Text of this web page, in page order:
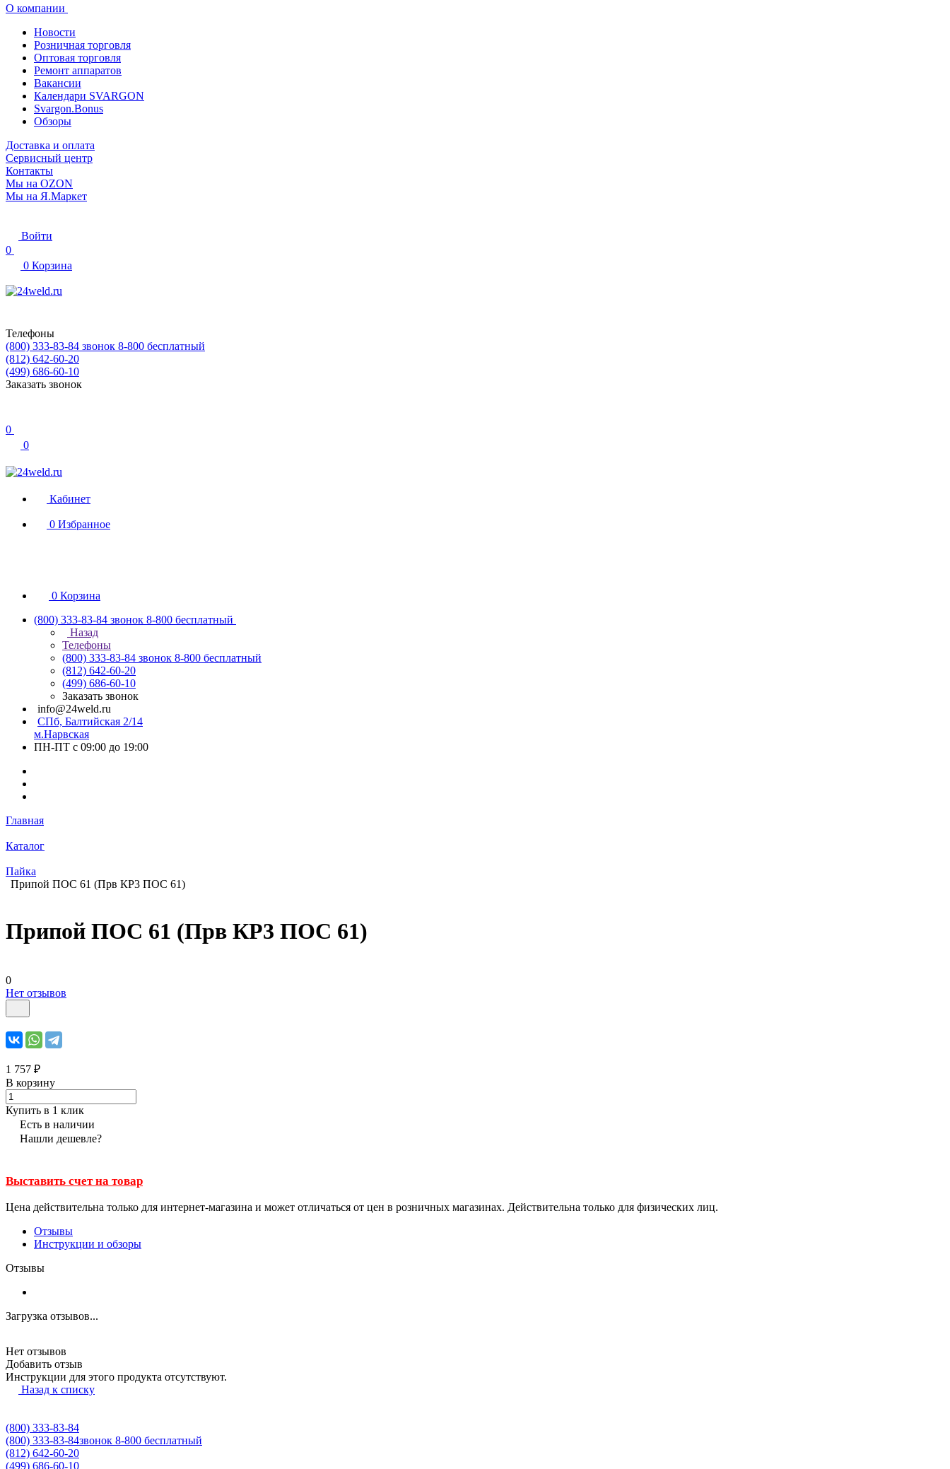
О компании
Новости
Розничная торговля
Оптовая торговля
Ремонт аппаратов
Вакансии
Календари SVARGON
Svargon.Bonus
Обзоры
Доставка и оплата
Сервисный центр
Контакты
Мы на OZON
Мы на Я.Маркет
Войти
0
0 Корзина
Телефоны
(800) 333-83-84 звонок 8-800 бесплатный
(812) 642-60-20
(499) 686-60-10
Заказать звонок
0
0
Кабинет
0 Избранное
0 Корзина
(800) 333-83-84 звонок 8-800 бесплатный
Назад
Телефоны
(800) 333-83-84 звонок 8-800 бесплатный
(812) 642-60-20
(499) 686-60-10
Заказать звонок
info@24weld.ru
СПб, Балтийская 2/14
м.Нарвская
ПН-ПТ с 09:00 до 19:00
Главная
Каталог
Пайка
Припой ПОС 61 (Прв КР3 ПОС 61)
Припой ПОС 61 (Прв КР3 ПОС 61)
0
Нет отзывов
1 757 ₽
В корзину
Купить в 1 клик
Есть в наличии
Нашли дешевле?
Выставить счет на товар
Цена действительна только для интернет-магазина и может отличаться от цен в розничных магазинах. Действительна только для физических лиц.
Отзывы
Инструкции и обзоры
Отзывы
Загрузка отзывов...
Нет отзывов
Добавить отзыв
Инструкции для этого продукта отсутствуют.
Назад к списку
(800) 333-83-84
(800) 333-83-84звонок 8-800 бесплатный
(812) 642-60-20
(499) 686-60-10